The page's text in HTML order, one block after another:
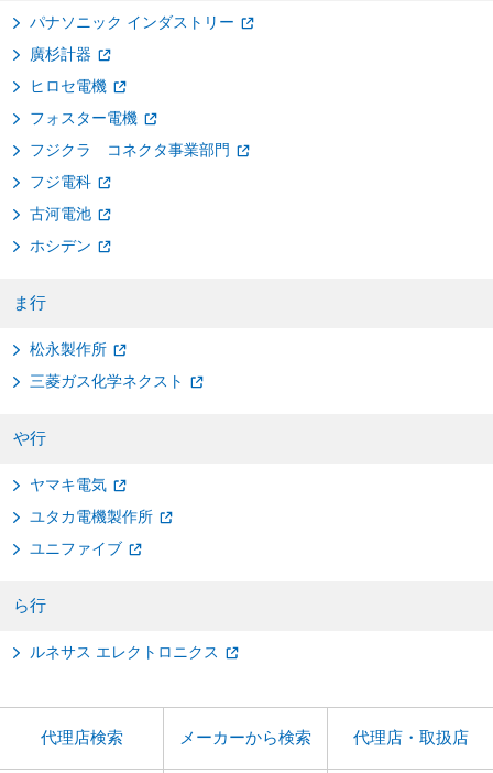
パナソニック インダストリー
廣杉計器
ヒロセ電機
フォスター電機
フジクラ コネクタ事業部門
フジ電科
古河電池
ホシデン
ま行
松永製作所
三菱ガス化学ネクスト
や行
ヤマキ電気
ユタカ電機製作所
ユニファイブ
ら行
ルネサス エレクトロニクス
代理店検索 メーカーから検索 代理店・取扱店